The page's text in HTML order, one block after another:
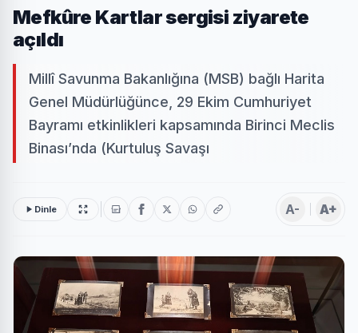
Mefkûre Kartlar sergisi ziyarete
açıldı
Millî Savunma Bakanlığına (MSB) bağlı Harita
Genel Müdürlüğünce, 29 Ekim Cumhuriyet
Bayramı etkinlikleri kapsamında Birinci Meclis
Binası’nda (Kurtuluş Savaşı
Dinle A- A+